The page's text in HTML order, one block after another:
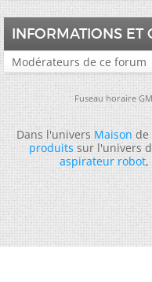
INFORMATIONS ET
Modérateurs de ce forum
Fuseau horaire
Dans l'universMaisonde
produitssur l'univers
aspirateur robot,